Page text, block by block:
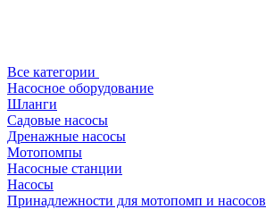
Все категории
Насосное оборудование
Шланги
Садовые насосы
Дренажные насосы
Мотопомпы
Насосные станции
Насосы
Принадлежности для мотопомп и насосов